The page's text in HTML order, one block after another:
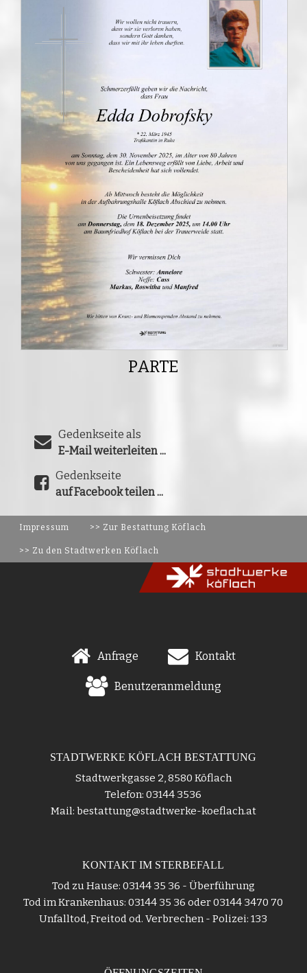
PARTE
Gedenkseite als
E-Mail weiterleiten ...
Gedenkseite
auf Facebook teilen ...
Impressum >> Zur Bestattung Köflach
>> Zu den Stadtwerken Köflach
Anfrage Kontakt
Benutzeranmeldung
STADTWERKE KÖFLACH BESTATTUNG
Stadtwerkgasse 2, 8580 Köflach
Telefon: 03144 3536
Mail: bestattung@stadtwerke-koeflach.at
KONTAKT IM STERBEFALL
Tod zu Hause: 03144 35 36 - Überführung
Tod im Krankenhaus: 03144 35 36 oder 03144 3470 70
Unfalltod, Freitod od. Verbrechen - Polizei: 133